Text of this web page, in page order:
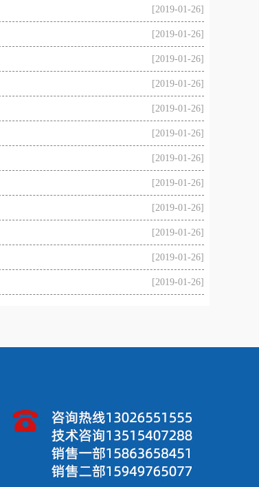
[2019-01-26]
[2019-01-26]
[2019-01-26]
[2019-01-26]
[2019-01-26]
[2019-01-26]
[2019-01-26]
[2019-01-26]
[2019-01-26]
[2019-01-26]
[2019-01-26]
[2019-01-26]